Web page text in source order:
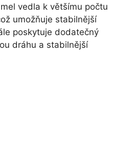
vedla k většímu počtu
umožňuje stabilnější
poskytuje dodatečný
dráhu a stabilnější